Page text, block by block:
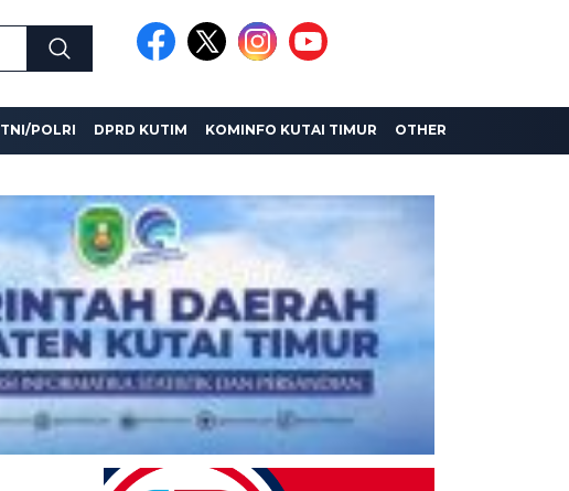
TNI/POLRI DPRD KUTIM KOMINFO KUTAI TIMUR OTHER